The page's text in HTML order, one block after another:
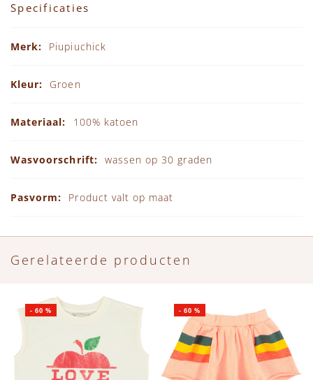
Specificaties
Piupiuchick
Groen
100% katoen
wassen op 30 graden
Product valt op maat
Gerelateerde producten
-60 % -60 %